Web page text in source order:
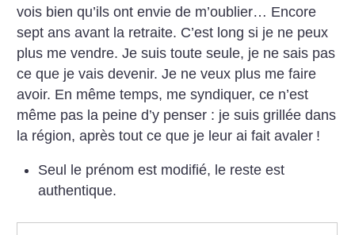
vois bien qu’ils ont envie de m’oublier… Encore
sept ans avant la retraite. C’est long si je ne peux
plus me vendre. Je suis toute seule, je ne sais pas
ce que je vais devenir. Je ne veux plus me faire
avoir. En même temps, me syndiquer, ce n’est
même pas la peine d’y penser : je suis grillée dans
la région, après tout ce que je leur ai fait avaler !
Seul le prénom est modifié, le reste est
authentique.